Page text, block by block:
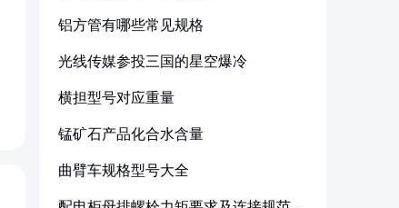
铝方管有哪些常见规格
光线传媒参投三国的星空爆冷
横担型号对应重量
锰矿石产品化合水含量
曲臂车规格型号大全